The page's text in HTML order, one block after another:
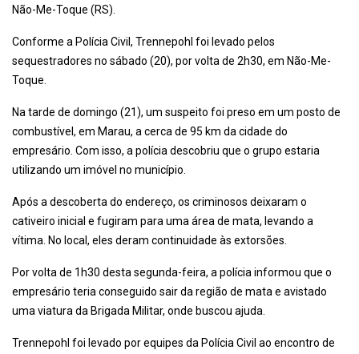
Não-Me-Toque (RS).
Conforme a Polícia Civil, Trennepohl foi levado pelos
sequestradores no sábado (20), por volta de 2h30, em Não-Me-
Toque.
Na tarde de domingo (21), um suspeito foi preso em um posto de
combustível, em Marau, a cerca de 95 km da cidade do
empresário. Com isso, a polícia descobriu que o grupo estaria
utilizando um imóvel no município.
Após a descoberta do endereço, os criminosos deixaram o
cativeiro inicial e fugiram para uma área de mata, levando a
vítima. No local, eles deram continuidade às extorsões.
Por volta de 1h30 desta segunda-feira, a polícia informou que o
empresário teria conseguido sair da região de mata e avistado
uma viatura da Brigada Militar, onde buscou ajuda.
Trennepohl foi levado por equipes da Polícia Civil ao encontro de